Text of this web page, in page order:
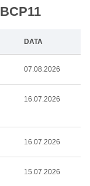
DATA
07.08.2026
16.07.2026
16.07.2026
15.07.2026